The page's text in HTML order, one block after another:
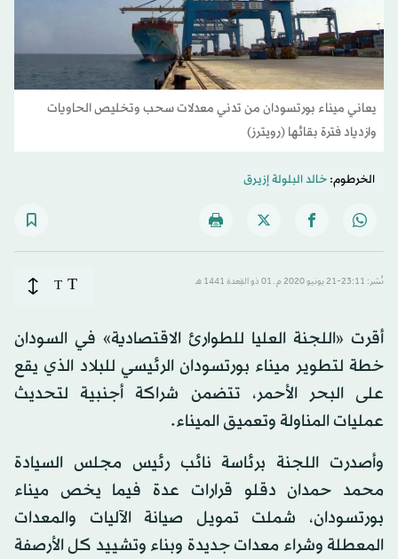
يعاني ميناء بورتسودان من تدني معدلات سحب وتخليص الحاويات
وازدياد فترة بقائها (رويترز)
الخرطوم:خالد البلولة إزيرق
نُشر: 23:11-21 يونيو 2020 م ـ 01 ذو القِعدة 1441 هـ T
T
أقرت «اللجنة العليا للطوارئ الاقتصادية» في السودان
خطة لتطوير ميناء بورتسودان الرئيسي للبلاد الذي يقع
على البحر الأحمر، تتضمن شراكة أجنبية لتحديث
عمليات المناولة وتعميق الميناء.
وأصدرت اللجنة برئاسة نائب رئيس مجلس السيادة
محمد حمدان دقلو قرارات عدة فيما يخص ميناء
بورتسودان، شملت تمويل صيانة الآليات والمعدات
المعطلة وشراء معدات جديدة وبناء وتشييد كل الأرصفة